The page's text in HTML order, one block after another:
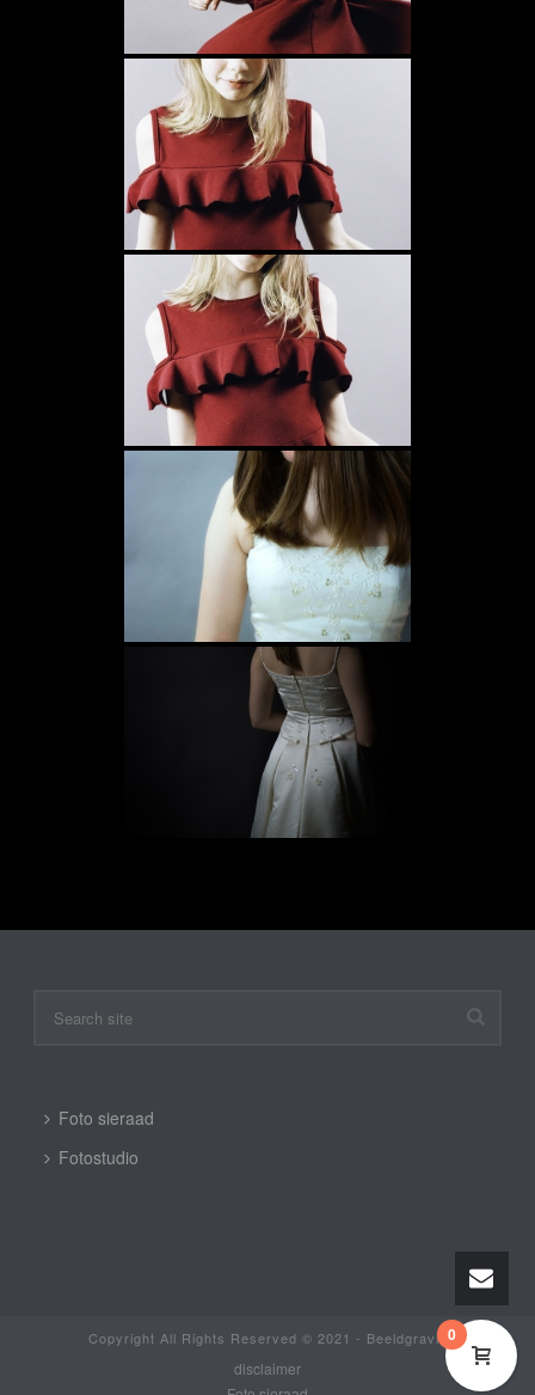
Foto sieraad
Fotostudio
Copyright All Rights Reserved © 2021 - Beeldgravin
disclaimer
0